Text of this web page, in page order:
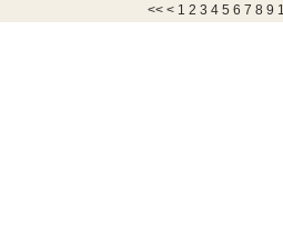
<< < 1 2 3 4 5 6 7 8 9